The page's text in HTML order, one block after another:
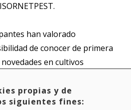
han valorado
de conocer de primera
en cultivos
las explicaciones ofrecidas
de INTIA.
propias y de
siguientes fines: